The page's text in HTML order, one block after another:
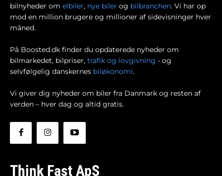
bilnyheder om elbiler, nye biler og bilbranchen. Vi har op
mod en million brugere og millioner af sidevisninger hver
måned.
På Boosted.dk finder du opdaterede nyheder om
bilmarkedet, bilpriser, trafik og lovgivning - og
selvfølgelig danskernes biløkonomi.
Vi giver dig nyheder om biler fra Danmark og resten af
verden – hver dag og altid gratis.
Think Fast ApS